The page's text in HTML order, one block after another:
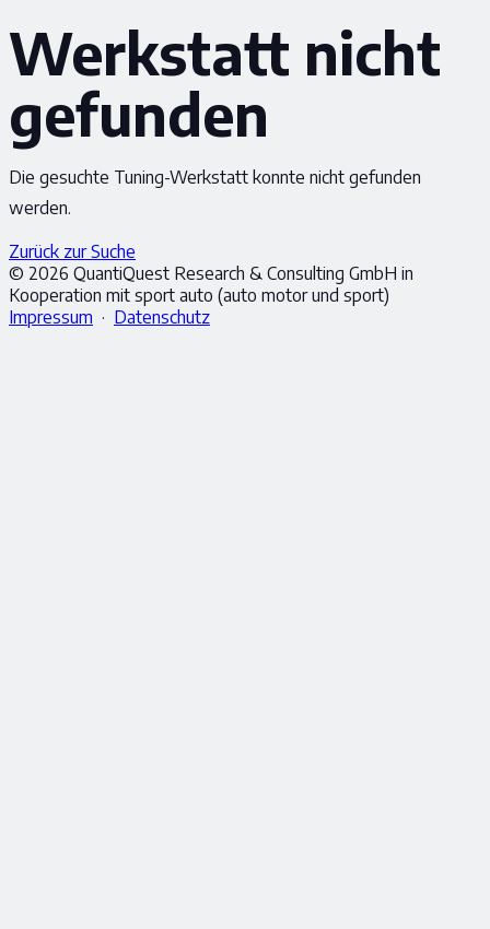
Werkstatt nicht
gefunden
Die gesuchte Tuning-Werkstatt konnte nicht gefunden
werden.
Zurück zur Suche
© 2026 QuantiQuest Research & Consulting GmbH in
Kooperation mit sport auto (auto motor und sport)
Impressum · Datenschutz